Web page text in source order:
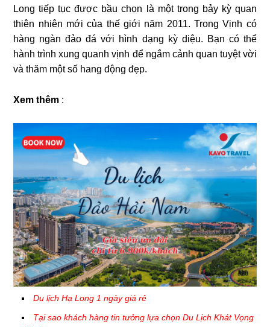
Long tiếp tục được bầu chọn là một trong bảy kỳ quan
thiên nhiên mới của thế giới năm 2011. Trong Vịnh có
hàng ngàn đảo đá với hình dạng kỳ diệu. Bạn có thể
hành trình xung quanh vịnh để ngắm cảnh quan tuyệt vời
và thăm một số hang động đẹp.
Xem thêm :
Du lịch Hạ Long 1 ngày giá rẻ
Tại sao khách hàng tin tưởng lựa chọn Du Lịch Khát Vọng